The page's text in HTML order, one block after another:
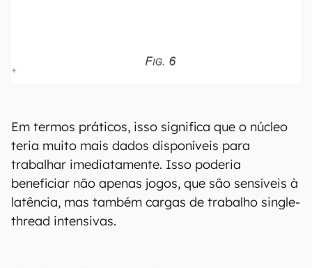
Em termos práticos, isso significa que o núcleo
teria muito mais dados disponíveis para
trabalhar imediatamente. Isso poderia
beneficiar não apenas jogos, que são sensíveis à
latência, mas também cargas de trabalho single-
thread intensivas.